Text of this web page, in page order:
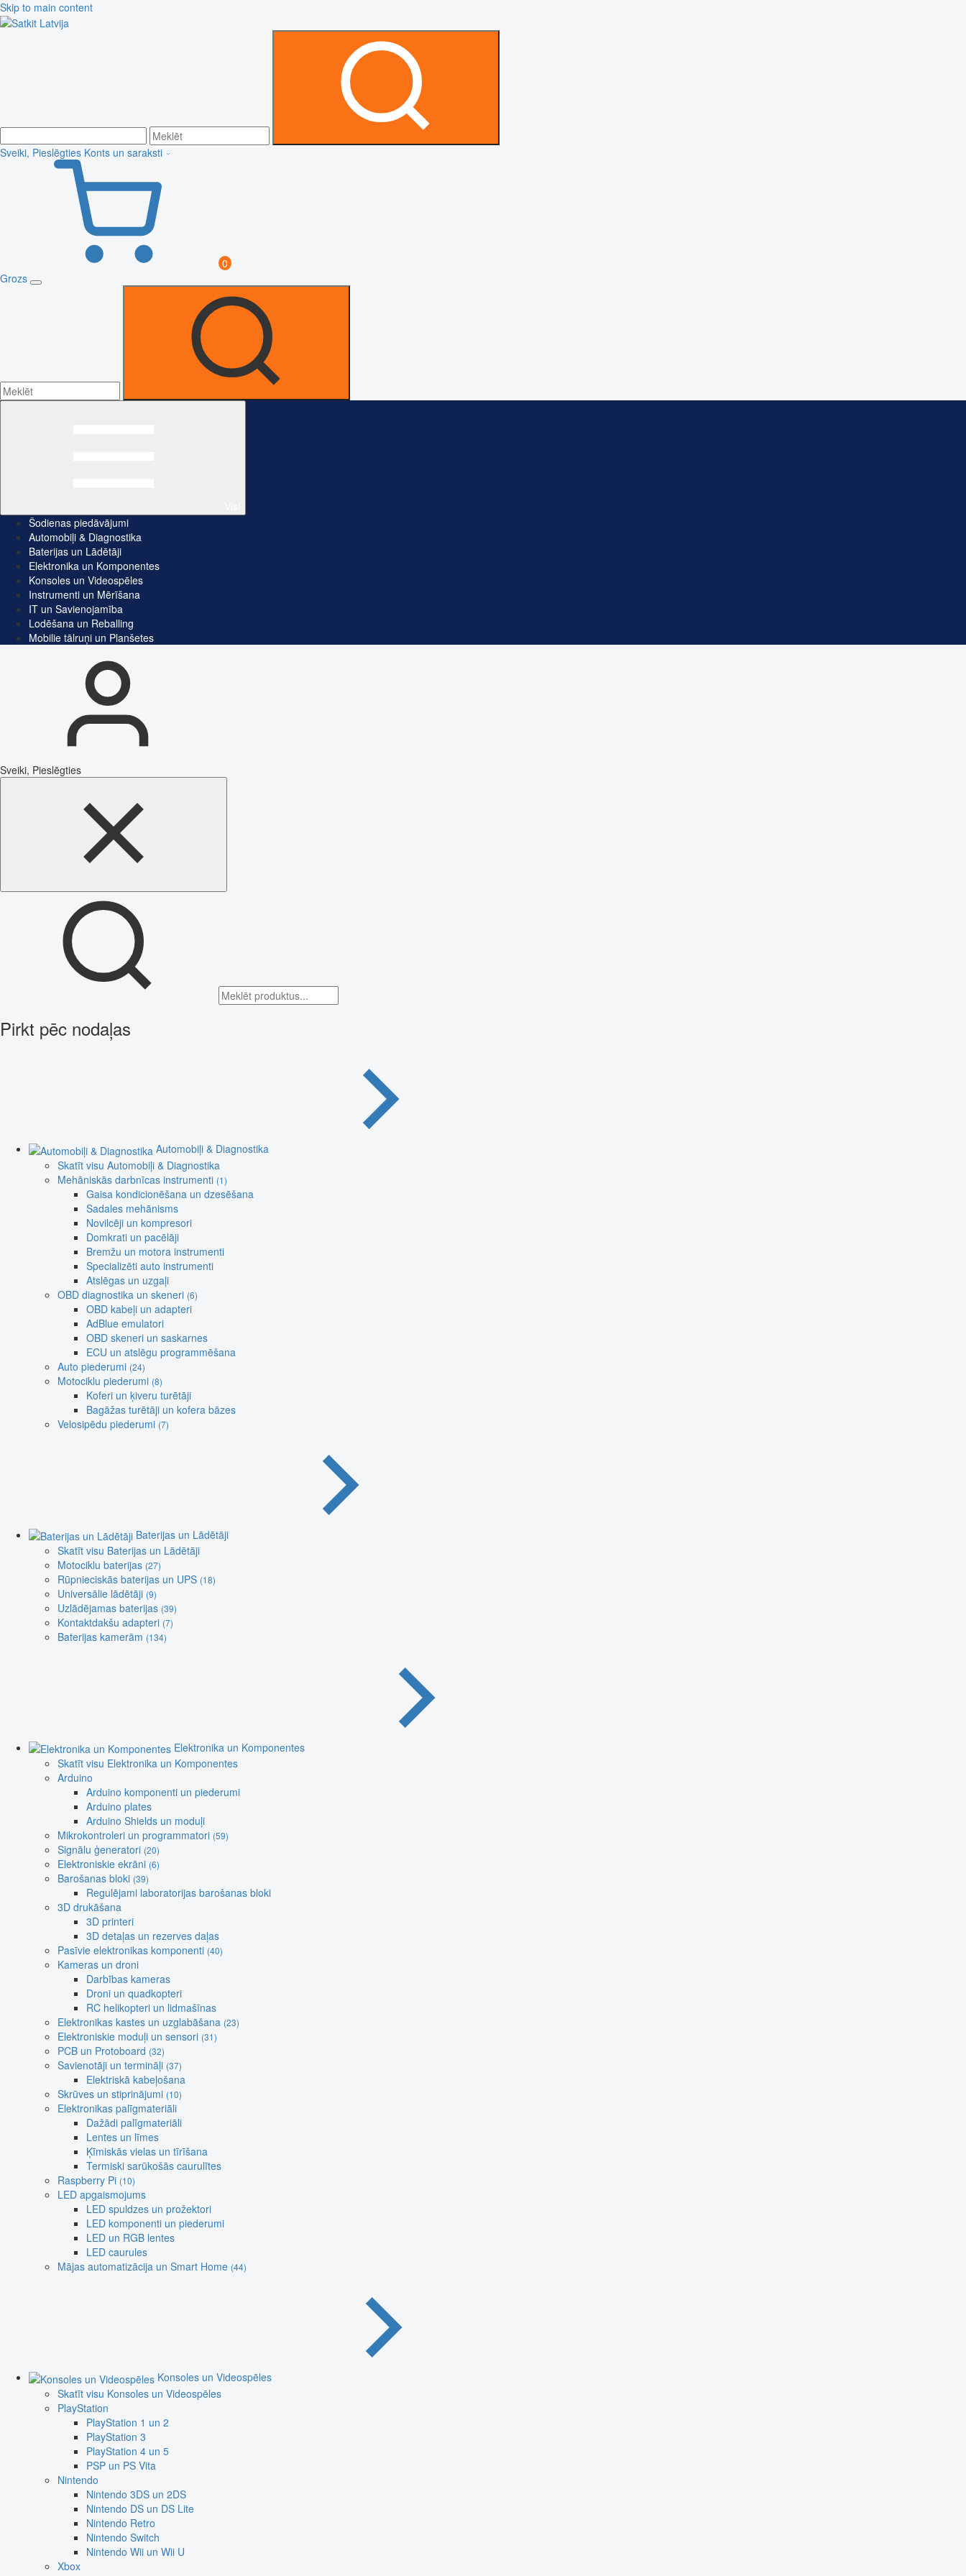
Skip to main content
Sveiki, Pieslēgties Konts un saraksti
0
Grozs
Šodienas piedāvājumi
Automobiļi & Diagnostika
Baterijas un Lādētāji
Elektronika un Komponentes
Konsoles un Videospēles
Instrumenti un Mērīšana
IT un Savienojamība
Lodēšana un Reballing
Mobilie tālruņi un Planšetes
Sveiki, Pieslēgties
Pirkt pēc nodaļas
Automobiļi & Diagnostika
Skatīt visu Automobiļi & Diagnostika
Mehāniskās darbnīcas instrumenti (1)
Gaisa kondicionēšana un dzesēšana
Sadales mehānisms
Novilcēji un kompresori
Domkrati un pacēlāji
Bremžu un motora instrumenti
Specializēti auto instrumenti
Atslēgas un uzgaļi
OBD diagnostika un skeneri (6)
OBD kabeļi un adapteri
AdBlue emulatori
OBD skeneri un saskarnes
ECU un atslēgu programmēšana
Auto piederumi (24)
Motociklu piederumi (8)
Koferi un ķiveru turētāji
Bagāžas turētāji un kofera bāzes
Velosipēdu piederumi (7)
Baterijas un Lādētāji
Skatīt visu Baterijas un Lādētāji
Motociklu baterijas (27)
Rūpnieciskās baterijas un UPS (18)
Universālie lādētāji (9)
Uzlādējamas baterijas (39)
Kontaktdakšu adapteri (7)
Baterijas kamerām (134)
Elektronika un Komponentes
Skatīt visu Elektronika un Komponentes
Arduino
Arduino komponenti un piederumi
Arduino plates
Arduino Shields un moduļi
Mikrokontroleri un programmatori (59)
Signālu ģeneratori (20)
Elektroniskie ekrāni (6)
Barošanas bloki (39)
Regulējami laboratorijas barošanas bloki
3D drukāšana
3D printeri
3D detaļas un rezerves daļas
Pasīvie elektronikas komponenti (40)
Kameras un droni
Darbības kameras
Droni un quadkopteri
RC helikopteri un lidmašīnas
Elektronikas kastes un uzglabāšana (23)
Elektroniskie moduļi un sensori (31)
PCB un Protoboard (32)
Savienotāji un termināļi (37)
Elektriskā kabeļošana
Skrūves un stiprinājumi (10)
Elektronikas palīgmateriāli
Dažādi palīgmateriāli
Lentes un līmes
Ķīmiskās vielas un tīrīšana
Termiski sarūkošās caurulītes
Raspberry Pi (10)
LED apgaismojums
LED spuldzes un prožektori
LED komponenti un piederumi
LED un RGB lentes
LED caurules
Mājas automatizācija un Smart Home (44)
Konsoles un Videospēles
Skatīt visu Konsoles un Videospēles
PlayStation
PlayStation 1 un 2
PlayStation 3
PlayStation 4 un 5
PSP un PS Vita
Nintendo
Nintendo 3DS un 2DS
Nintendo DS un DS Lite
Nintendo Retro
Nintendo Switch
Nintendo Wii un Wii U
Xbox